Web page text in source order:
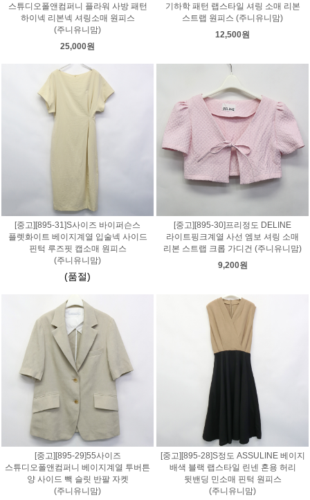
스튜디오폴앤컴퍼니 플라워 사방 패턴
하이넥 리본넥 셔링소매 원피스
(주니유니맘)
25,000원
기하학 패턴 랩스타일 셔링 소매 리본
스트랩 원피스 (주니유니맘)
12,500원
[중고][895-31]S사이즈 바이퍼슨스
플렛화이트 베이지계열 입술넥 사이드
핀턱 루즈핏 캡소매 원피스
(주니유니맘)
(품절)
[중고][895-30]프리정도 DELINE
라이트핑크계열 사선 엠보 셔링 소매
리본 스트랩 크롭 가디건 (주니유니맘)
9,200원
[중고][895-29]55사이즈
스튜디오폴앤컴퍼니 베이지계열 투버튼
양 사이드 빽 슬릿 반팔 자켓
(주니유니맘)
[중고][895-28]S정도 ASSULINE 베이지
배색 블랙 랩스타일 린넨 혼용 허리
뒷밴딩 민소매 핀턱 원피스
(주니유니맘)